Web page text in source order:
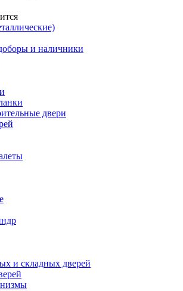
и наличники
двери
и складных дверей